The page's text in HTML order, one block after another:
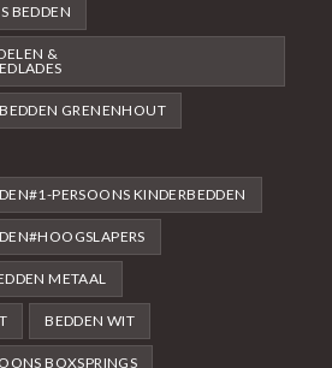
BEDDEN
&
BEDDEN GRENENHOUT
PERSOONS KINDERBEDDEN
METAAL
BEDDEN WIT
BOXSPRINGS